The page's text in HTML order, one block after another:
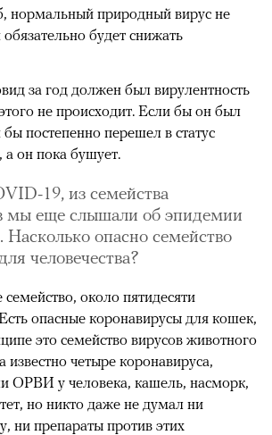
нормальный природный вирус не
обязательно будет снижать
за год должен был вирулентность
не происходит. Если бы он был
постепенно перешел в статус
он пока бушует.
19, из семейства
мы еще слышали об эпидемии
опасно семейство
человечества?
около пятидесяти
опасные коронавирусы для кошек,
это семейство вирусов животного
четыре коронавируса,
ОРВИ у человека, кашель, насморк,
но никто даже не думал ни
ни препараты против этих